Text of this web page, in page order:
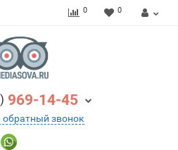
0 0
969-14-45
обратный звонок